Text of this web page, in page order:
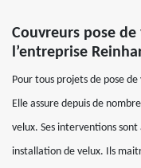
Couvreurs pose
l’entreprise
Pour tous projets de pose
Elle assure depuis de
velux. Ses interventions
installation de velux. Ils